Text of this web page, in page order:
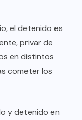
el detenido es
privar de
en distintos
cometer los
y detenido en